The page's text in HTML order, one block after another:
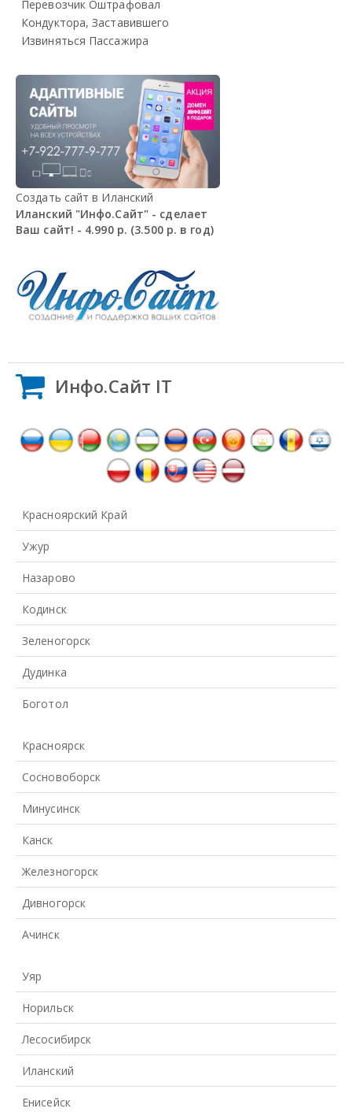
Перевозчик Оштрафовал
Кондуктора, Заставившего
Извиняться Пассажира
Создать сайт в Иланский
Иланский "Инфо.Сайт" - сделает
Ваш сайт! - 4.990 р. (3.500 р. в год)
Инфо.Сайт IT
Красноярский Край
Ужур
Назарово
Кодинск
Зеленогорск
Дудинка
Боготол
Красноярск
Сосновоборск
Минусинск
Канск
Железногорск
Дивногорск
Ачинск
Уяр
Норильск
Лесосибирск
Иланский
Енисейск